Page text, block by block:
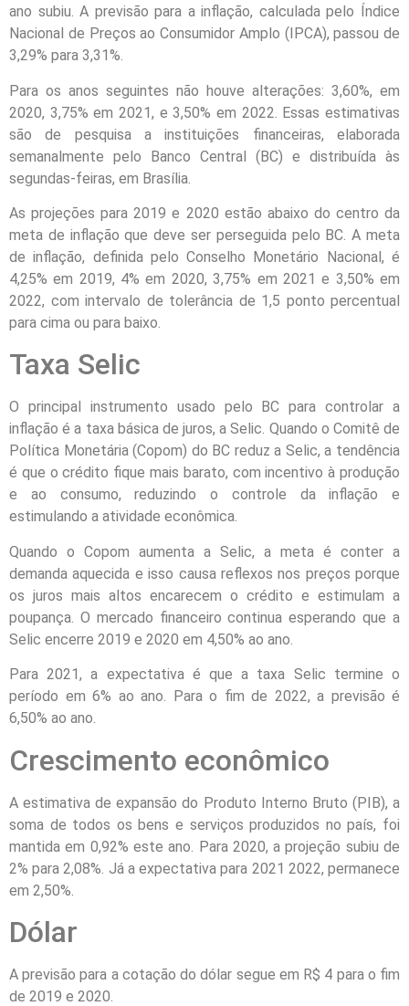
ano subiu. A previsão para a inflação, calculada pelo Índice
Nacional de Preços ao Consumidor Amplo (IPCA), passou de
3,29% para 3,31%.
Para os anos seguintes não houve alterações: 3,60%, em
2020, 3,75% em 2021, e 3,50% em 2022. Essas estimativas
são de pesquisa a instituições financeiras, elaborada
semanalmente pelo Banco Central (BC) e distribuída às
segundas-feiras, em Brasília.
As projeções para 2019 e 2020 estão abaixo do centro da
meta de inflação que deve ser perseguida pelo BC. A meta
de inflação, definida pelo Conselho Monetário Nacional, é
4,25% em 2019, 4% em 2020, 3,75% em 2021 e 3,50% em
2022, com intervalo de tolerância de 1,5 ponto percentual
para cima ou para baixo.
Taxa Selic
O principal instrumento usado pelo BC para controlar a
inflação é a taxa básica de juros, a Selic. Quando o Comitê de
Política Monetária (Copom) do BC reduz a Selic, a tendência
é que o crédito fique mais barato, com incentivo à produção
e ao consumo, reduzindo o controle da inflação e
estimulando a atividade econômica.
Quando o Copom aumenta a Selic, a meta é conter a
demanda aquecida e isso causa reflexos nos preços porque
os juros mais altos encarecem o crédito e estimulam a
poupança. O mercado financeiro continua esperando que a
Selic encerre 2019 e 2020 em 4,50% ao ano.
Para 2021, a expectativa é que a taxa Selic termine o
período em 6% ao ano. Para o fim de 2022, a previsão é
6,50% ao ano.
Crescimento econômico
A estimativa de expansão do Produto Interno Bruto (PIB), a
soma de todos os bens e serviços produzidos no país, foi
mantida em 0,92% este ano. Para 2020, a projeção subiu de
2% para 2,08%. Já a expectativa para 2021 2022, permanece
em 2,50%.
Dólar
A previsão para a cotação do dólar segue em R$ 4 para o fim
de 2019 e 2020.